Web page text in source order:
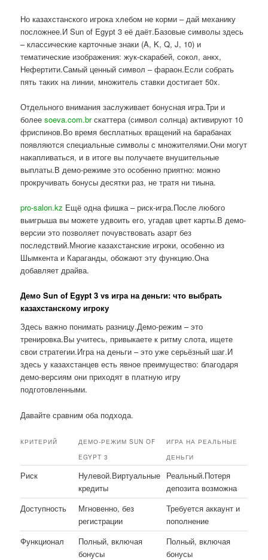
Но казахстанского игрока хлебом не корми – дай механику
посложнее.И Sun of Egypt 3 её даёт.Базовые символы здесь
– классические карточные знаки (A, K, Q, J, 10) и
тематические изображения: жук-скарабей, сокол, анкх,
Нефертити.Самый ценный символ – фараон.Если собрать
пять таких на линии, множитель ставки достигает 50x.
Отдельного внимания заслуживает бонусная игра.Три и
болееsoeva.com.brскаттера (символ солнца) активируют 10
фриспинов.Во время бесплатных вращений на барабанах
появляются специальные символы с множителями.Они могут
накапливаться, и в итоге вы получаете внушительные
выплаты.В демо-режиме это особенно приятно: можно
прокручивать бонусы десятки раз, не тратя ни тиына.
pro-salon.kz Ещё одна фишка – риск-игра.После любого
выигрыша вы можете удвоить его, угадав цвет карты.В демо-
версии это позволяет почувствовать азарт без
последствий.Многие казахстанские игроки, особенно из
Шымкента и Караганды, обожают эту функцию.Она
добавляет драйва.
Демо Sun of Egypt 3 vs игра на деньги: что выбрать
казахстанскому игроку
Здесь важно понимать разницу.Демо-режим – это
тренировка.Вы учитесь, привыкаете к ритму слота, ищете
свои стратегии.Игра на деньги – это уже серьёзный шаг.И
здесь у казахстанцев есть явное преимущество: благодаря
демо-версиям они приходят в платную игру
подготовленными.
Давайте сравним оба подхода.
КРИТЕРИЙ
ДЕМО-РЕЖИМ SUN OF
EGYPT 3
ИГРА НА РЕАЛЬНЫЕ
ДЕНЬГИ
Риск
Нулевой.Виртуальные
кредиты
Реальный.Потеря
депозита возможна
Доступность
Мгновенно, без
регистрации
Требуется аккаунт и
пополнение
Функционал
Полный, включая
бонусы
Полный, включая
бонусы